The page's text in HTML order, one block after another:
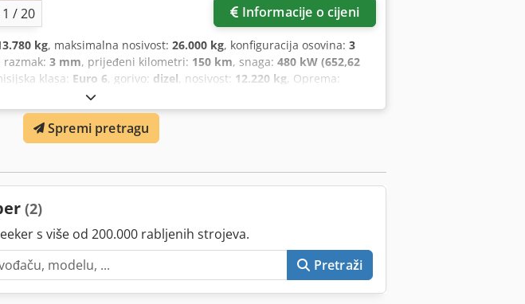
1 /20 Informacije o cijeni
kg, maksimalna nosivost: 26.000 kg, konfiguracija osovina: 3
razmak: 3 mm, prijeđeni kilometri: 150 km, snaga: 480 kW (652,62
klasa: Euro 6, gorivo: dizel, nosivost: 12.220 kg, Oprema:
unatrag, klima uređaj, računalo na vozilu, središnje
Spremi pretragu
(2)
s više od 200.000 rabljenih strojeva.
Pretraži